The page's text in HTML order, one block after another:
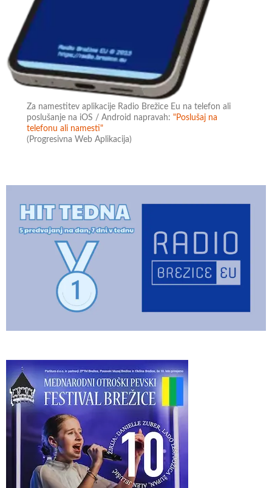
Za namestitev aplikacije Radio Brežice Eu na telefon ali
poslušanje na iOS / Android napravah:"Poslušaj na
telefonu ali namesti"
(Progresivna Web Aplikacija)